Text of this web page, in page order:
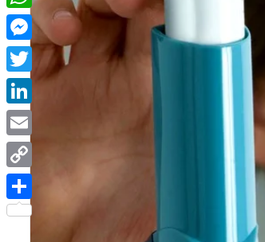
WhatsApp
Messenger
Twitter
LinkedIn
Email
Copy
Link
Share